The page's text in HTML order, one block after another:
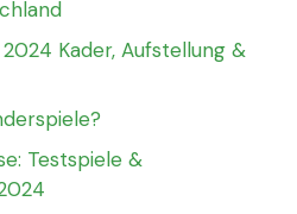
Kader, Aufstellung &
Testspiele &